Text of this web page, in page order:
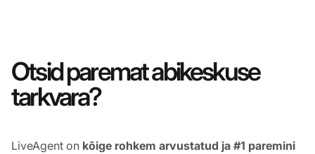
Otsid paremat abikeskuse
tarkvara?
LiveAgent on kõige rohkem arvustatud ja #1 paremini